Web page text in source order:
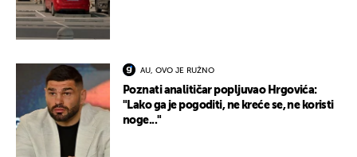
AU, OVO JE RUŽNO
Poznati analitičar popljuvao Hrgovića:
"Lako ga je pogoditi, ne kreće se, ne koristi
noge..."